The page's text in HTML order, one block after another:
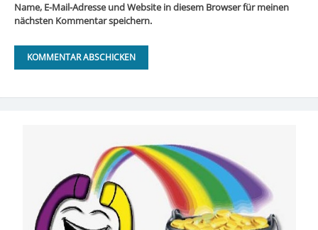
Name, E-Mail-Adresse und Website in diesem Browser für meinen
nächsten Kommentar speichern.